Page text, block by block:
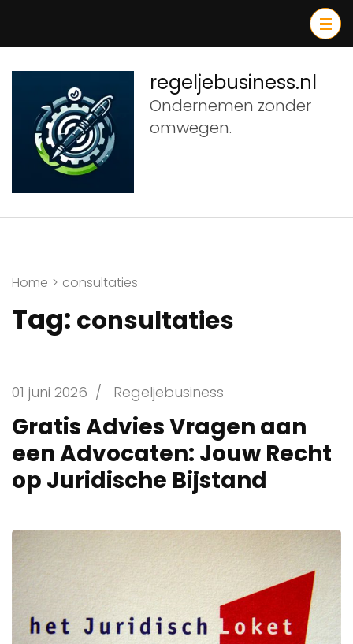
inhoud
(druk
Enter)
regeljebusiness.nl
Ondernemen zonder
omwegen.
Home > consultaties
Tag: consultaties
01 juni 2026 / Regeljebusiness
Gratis Advies Vragen aan
een Advocaten: Jouw Recht
op Juridische Bijstand